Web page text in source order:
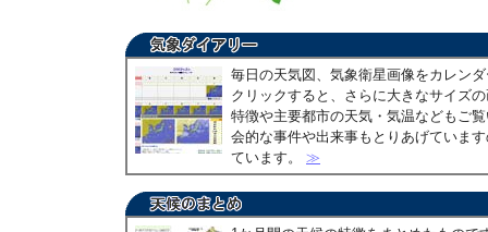
毎日の天気図、気象衛星画像をカレン
クリックすると、さらに大きなサイズ
特徴や主要都市の天気・気温などもご
会的な事件や出来事もとりあげていま
ています。 ≫